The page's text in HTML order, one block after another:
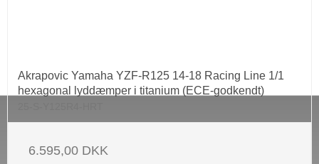
Akrapovic Yamaha YZF-R125 14-18 Racing Line 1/1
hexagonal lyddæmper i titanium (ECE-godkendt)
6.595,00 DKK